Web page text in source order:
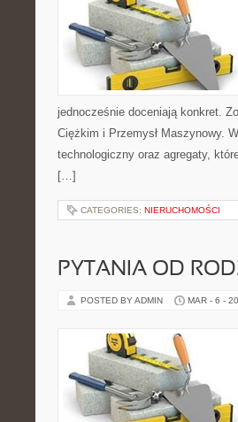
jednocześnie doceniają konkret.
Ciężkim i Przemysł Maszynowy.
technologiczny oraz agregaty,
[…]
CATEGORIES: NIERUCHOMOŚCI
PYTANIA OD
POSTED BY ADMIN MAR - 6 -